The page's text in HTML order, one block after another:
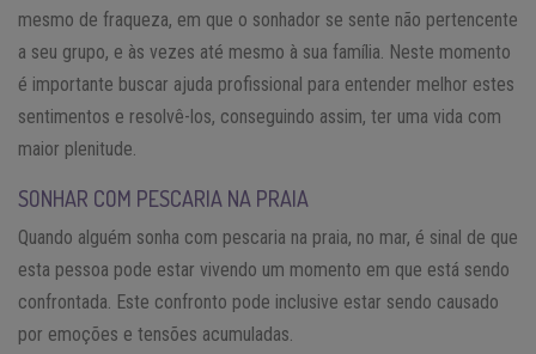
mesmo de fraqueza, em que o sonhador se sente não pertencente
a seu grupo, e às vezes até mesmo à sua família. Neste momento
é importante buscar ajuda profissional para entender melhor estes
sentimentos e resolvê-los, conseguindo assim, ter uma vida com
maior plenitude.
SONHAR COM PESCARIA NA PRAIA
Quando alguém sonha com pescaria na praia, no mar, é sinal de que
esta pessoa pode estar vivendo um momento em que está sendo
confrontada. Este confronto pode inclusive estar sendo causado
por emoções e tensões acumuladas.